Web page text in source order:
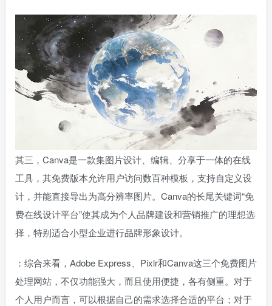
其三，Canva是一款集图片设计、编辑、分享于一体的在线
工具，其免费版本允许用户访问数百种模板，支持自定义设
计，并能直接导出为高分辨率图片。Canva的长尾关键词“免
费在线设计平台”使其成为个人品牌建设和营销推广的理想选
择，特别适合小型企业进行品牌形象设计。
：综合来看，Adobe Express、Pixlr和Canva这三个免费图片
处理网站，不仅功能强大，而且使用便捷，各有侧重。对于
个人用户而言，可以根据自己的需求选择合适的平台；对于